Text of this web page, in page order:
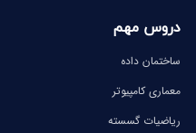
دروس مهم
ساختمان داده
معماری کامپیوتر
ریاضیات گسسته